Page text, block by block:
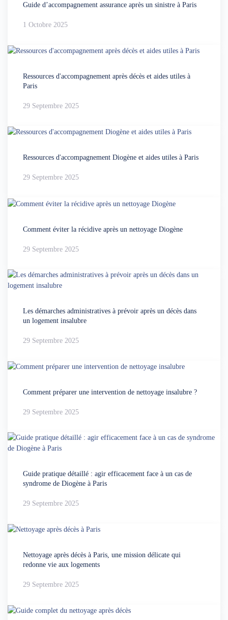
Guide d’accompagnement assurance après un sinistre à Paris
1 Octobre 2025
Ressources d'accompagnement après décès et aides utiles à
Paris
29 Septembre 2025
Ressources d'accompagnement Diogène et aides utiles à Paris
29 Septembre 2025
Comment éviter la récidive après un nettoyage Diogène
29 Septembre 2025
Les démarches administratives à prévoir après un décès dans
un logement insalubre
29 Septembre 2025
Comment préparer une intervention de nettoyage insalubre ?
29 Septembre 2025
Guide pratique détaillé : agir efficacement face à un cas de
syndrome de Diogène à Paris
29 Septembre 2025
Nettoyage après décès à Paris, une mission délicate qui
redonne vie aux logements
29 Septembre 2025